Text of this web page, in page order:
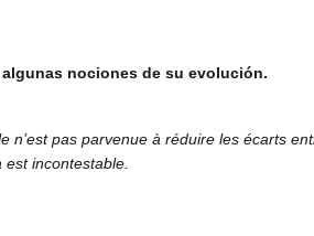
nociones de su evolución.
n’est pas parvenue à réduire les écarts
incontestable.